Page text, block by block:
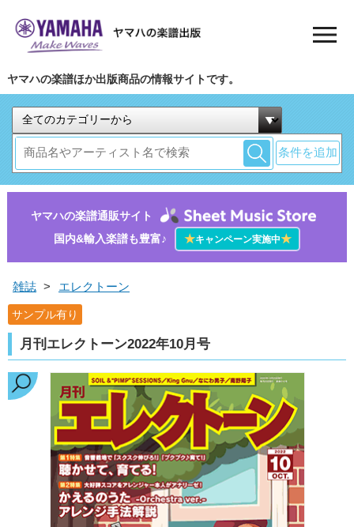
ヤマハの楽譜ほか出版商品の情報サイトです。
条件を追加
ヤマハの楽譜通販サイト
国内&輸入楽譜も豊富♪
★キャンペーン実施中★
雑誌 > エレクトーン
サンプル有り
月刊エレクトーン2022年10月号